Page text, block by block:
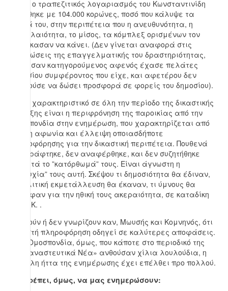
μέρα ο τραπεζιτικός λογαριασμός του Κωνσταντινίδη
αυξήθηκε με 104.000 κορώνες, ποσό που κάλυψε τα
έξοδά του, στην περιπέτεια που η ανευθυνότητα, η
επιπολαιότητα, το μίσος, τα κόμπλεξ ορισμένων τον
ανάγκασαν να κάνει. (Δεν γίνεται αναφορά στις
επιπτώσεις της επαγγελματικής του δραστηριότητας,
γιατί σαν κατηγορούμενος αφενός έχασε πελάτες
δημοσίου συμφέροντος που είχε, και αφετέρου δεν
μπορούσε να δώσει προσφορά σε φορείς του δημοσίου).
Κύριο χαρακτηριστικό σε όλη την περίοδο της δικαστικής
διένεξης είναι η περιφρόνηση της παροικίας από την
Ομοσπονδία στην ενημέρωση, που χαρακτηρίζεται από
πλήρη αφωνία και έλλειψη οποιασδήποτε
πληροφόρησης για την δικαστική περιπέτεια. Πουθενά
δεν γράφτηκε, δεν αναφέρθηκε, και δεν συζητήθηκε
ανοιχτά το ”κατόρθωμά” τους. Είναι άγνωστη η
”επιτυχία” τους αυτή. Σκέψου τι δημοσιότητα θα έδιναν,
τι πολιτική εκμετάλλευση θα έκαναν, τι ύμνους θα
έγραφαν για την ηθική τους ακεραιότητα, σε καταδίκη
του Ν.Κ. .
Ξεχνούν ή δεν γνωρίζουν καν, Μωυσής και Κομνηνός, ότι
η σωστή πληροφόρηση οδηγεί σε καλύτερες αποφάσεις.
Στην Ομοσπονδία, όμως, που κάποτε στο περιοδικό της
«Μεταναστευτικά Νέα» ανθούσαν χίλια λουλούδια, η
μεγάλη ήττα της ενημέρωσης έχει επέλθει προ πολλού.
Θα πρέπει, όμως, να μας ενημερώσουν: